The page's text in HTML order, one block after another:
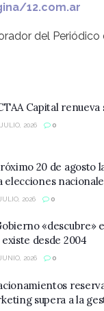
12.com.ar
del Periódico
Capital renueva
2026 0
20 de agosto
elecciones
2026 0
«descubre»
existe desde 2004
2026 0
supera a la